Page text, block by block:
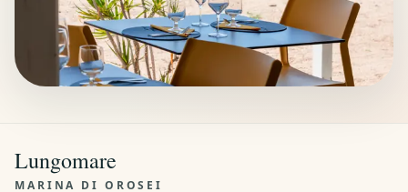
Lungomare
MARINA DI OROSEI